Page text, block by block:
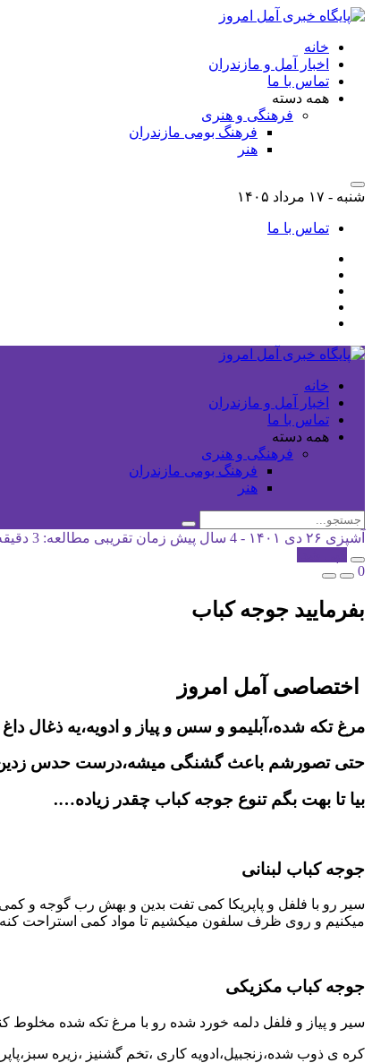
خانه
اخبار آمل و مازندران
تماس با ما
همه دسته
فرهنگی و هنری
فرهنگ بومی مازندران
هنر
شنبه - ۱۷ مرداد ۱۴۰۵
تماس با ما
خانه
اخبار آمل و مازندران
تماس با ما
همه دسته
فرهنگی و هنری
فرهنگ بومی مازندران
هنر
آشپزی ۲۶ دی ۱۴۰۱ - 4 سال پیش
زمان تقریبی مطالعه: 3 دقیقه
0
بفرمایید جوجه کباب
اختصاصی آمل امروز
مرغ تکه شده،آبلیمو و سس و پیاز و ادویه،یه
حتی تصورشم باعث گشنگی میشه،درست حدس زدین
بیا تا بهت بگم تنوع جوجه کباب چقدر زیاده….
جوجه کباب لبنانی
سیر رو با فلفل و پاپریکا کمی تفت بدین و بهش رب گوجه و
میکنیم و روی ظرف سلفون میکشیم تا مواد کمی استراحت
جوجه کباب مکزیکی
سیر و پیاز و فلفل دلمه خورد شده رو با مرغ تکه شده مخلوط
کره ی ذوب شده،زنجبیل،ادویه کاری ،تخم گشنیز ،زیره